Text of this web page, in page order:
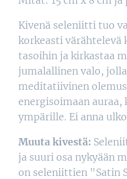
Kivenä seleniitti tuo
korkeasti värähtelevä
tasoihin ja kirkastaa
jumalallinen valo,
meditatiivinen
energisoimaan auraa,
ympärille. Ei anna
Muuta kivestä:
ja suuri osa nykyään
on seleniittien "Satin